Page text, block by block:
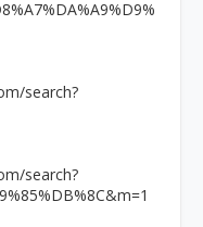
search?
search?